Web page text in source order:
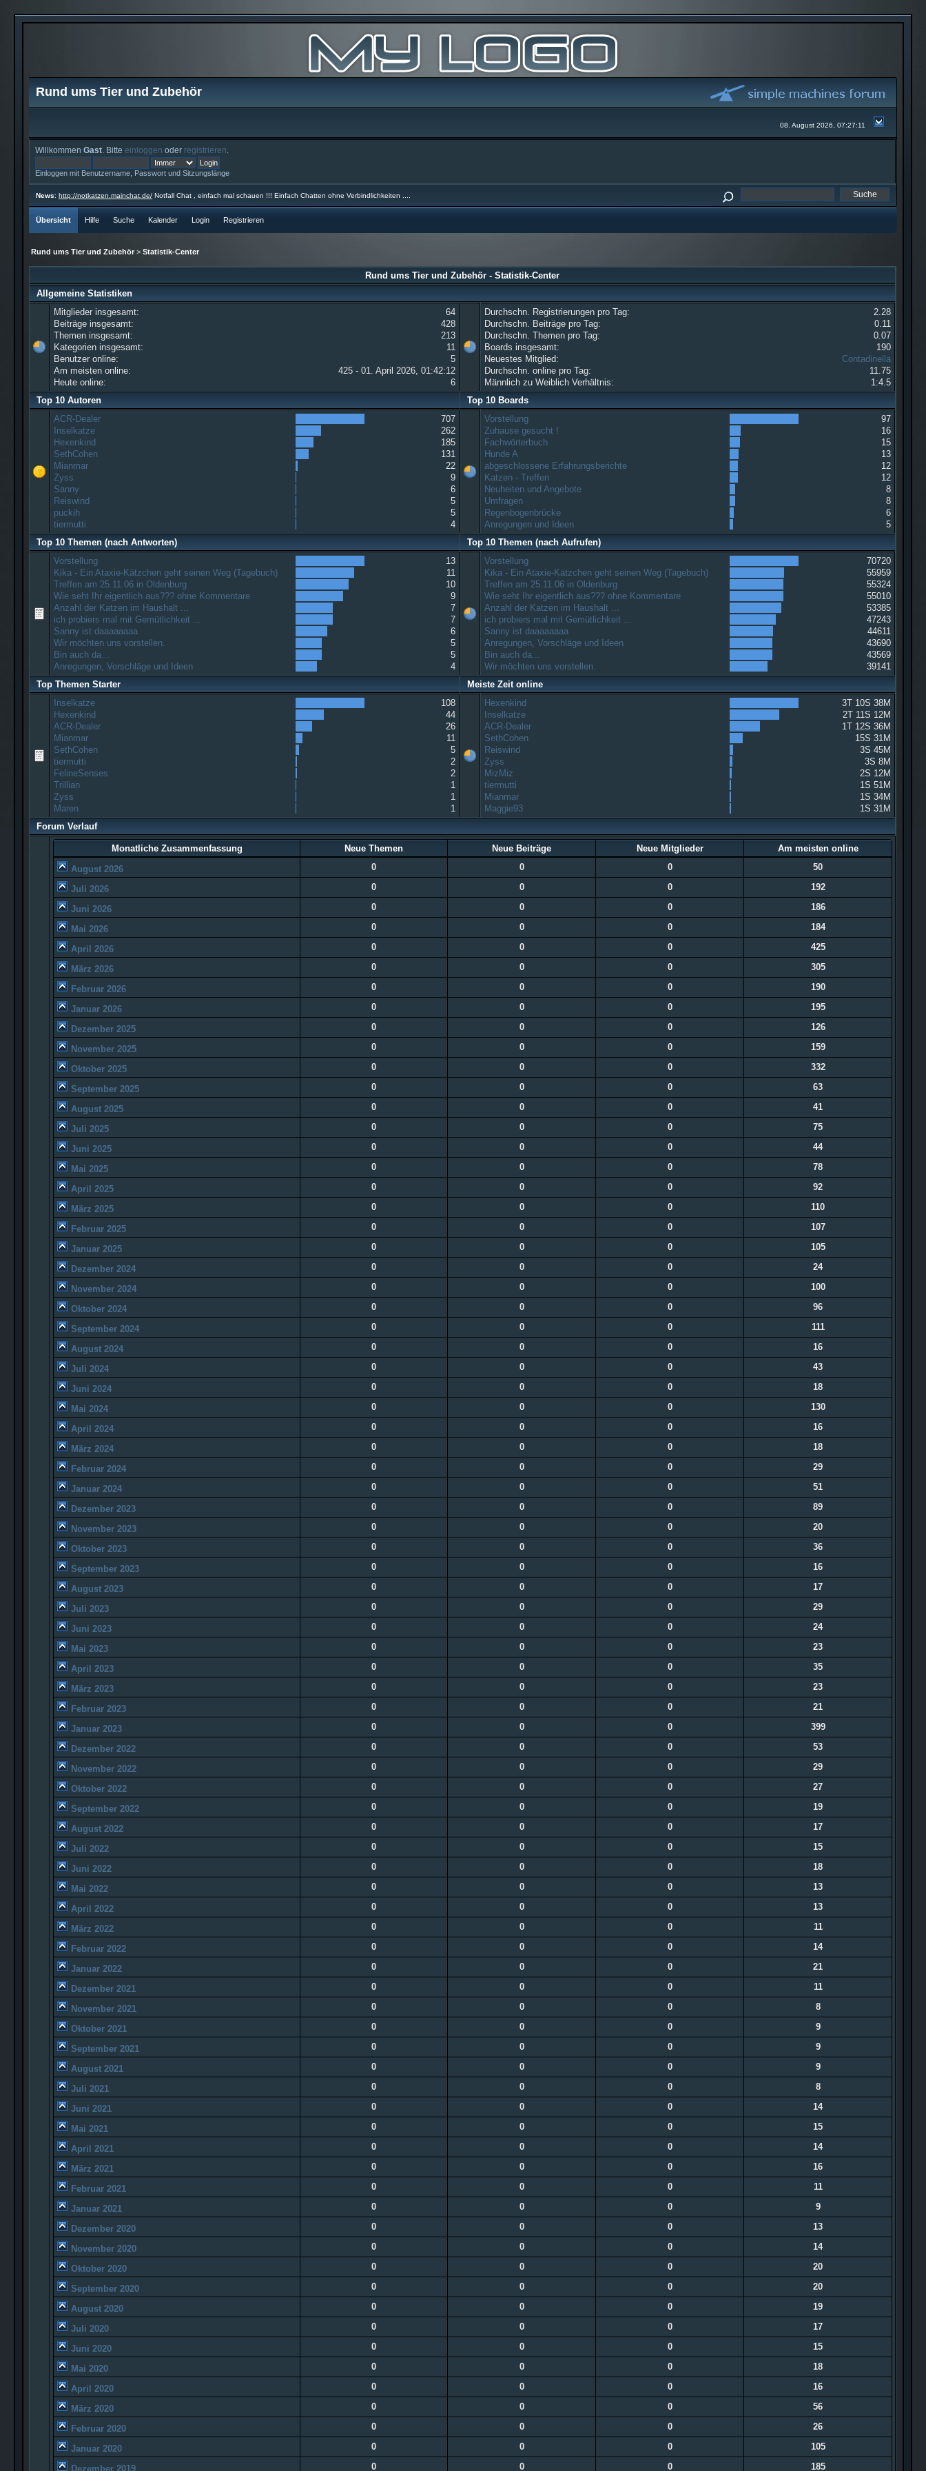
Rund ums Tier und Zubehör
08. August 2026, 07:27:11
WillkommenGast . Bitteeinloggen oder registrieren
Einloggen mit Benutzername, Passwort und Sitzungslänge
News:http://notkatzen.mainchat.de/ Notfall Chat , einfach mal schauen !!! Einfach Chatten ohne Verbindlichkeiten ....
Übersicht Hilfe Suche Kalender Login Registrieren
Rund ums Tier und Zubehör >Statistik-Center
Rund ums Tier und Zubehör - Statistik-Center
Allgemeine Statistiken
Mitglieder insgesamt:
64
Beiträge insgesamt:
428
Themen insgesamt:
213
Kategorien insgesamt:
11
Benutzer online:
5
Am meisten online:
425 - 01. April 2026, 01:42:12
Heute online:
6
Durchschn. Registrierungen pro Tag:
2.28
Durchschn. Beiträge pro Tag:
0.11
Durchschn. Themen pro Tag:
0.07
Boards insgesamt:
190
Neuestes Mitglied:
Contadinella
Durchschn. online pro Tag:
11.75
Männlich zu Weiblich Verhältnis:
1:4.5
Top 10 Autoren
Top 10 Boards
ACR-Dealer
707
Inselkatze
262
Hexenkind
185
SethCohen
131
Mianmar
22
Zyss
9
Sanny
6
Reiswind
5
puckih
5
tiermutti
4
Vorstellung
97
Zuhause gesucht !
16
Fachwörterbuch
15
Hunde A
13
abgeschlossene Erfahrungsberichte
12
Katzen - Treffen
12
Neuheiten und Angebote
8
Umfragen
8
Regenbogenbrücke
6
Anregungen und Ideen
5
Top 10 Themen (nach Antworten)
Top 10 Themen (nach Aufrufen)
Vorstellung
13
Kika - Ein Ataxie-Kätzchen geht seinen Weg (Tagebuch)
11
Treffen am 25.11.06 in Oldenburg
10
Wie seht Ihr eigentlich aus??? ohne Kommentare
9
Anzahl der Katzen im Haushalt ...
7
ich probiers mal mit Gemütlichkeit ...
7
Sanny ist daaaaaaaa
6
Wir möchten uns vorstellen.
5
Bin auch da...
5
Anregungen, Vorschläge und Ideen
4
Vorstellung
70720
Kika - Ein Ataxie-Kätzchen geht seinen Weg (Tagebuch)
55959
Treffen am 25.11.06 in Oldenburg
55324
Wie seht Ihr eigentlich aus??? ohne Kommentare
55010
Anzahl der Katzen im Haushalt ...
53385
ich probiers mal mit Gemütlichkeit ...
47243
Sanny ist daaaaaaaa
44611
Anregungen, Vorschläge und Ideen
43690
Bin auch da...
43569
Wir möchten uns vorstellen.
39141
Top Themen Starter
Meiste Zeit online
Inselkatze
108
Hexenkind
44
ACR-Dealer
26
Mianmar
11
SethCohen
5
tiermutti
2
FelineSenses
2
Trillian
1
Zyss
1
Maren
1
Hexenkind
3T 10S 38M
Inselkatze
2T 11S 12M
ACR-Dealer
1T 12S 36M
SethCohen
15S 31M
Reiswind
3S 45M
Zyss
3S 8M
MizMiz
2S 12M
tiermutti
1S 51M
Mianmar
1S 34M
Maggie93
1S 31M
Forum Verlauf
Monatliche Zusammenfassung Neue Themen Neue Beiträge Neue Mitglieder
Am meisten online
August 2026
0 0 0 50
Juli 2026 0 0 0 192
Juni 2026 0 0 0 186
Mai 2026 0 0 0 184
April 2026 0 0 0 425
März 2026 0 0 0 305
Februar 2026 0 0 0 190
Januar 2026 0 0 0 195
Dezember 2025 0 0 0 126
November 2025 0 0 0 159
Oktober 2025 0 0 0 332
September 2025 0 0 0 63
August 2025 0 0 0 41
Juli 2025 0 0 0 75
Juni 2025 0 0 0 44
Mai 2025 0 0 0 78
April 2025 0 0 0 92
März 2025 0 0 0 110
Februar 2025 0 0 0 107
Januar 2025 0 0 0 105
Dezember 2024 0 0 0 24
November 2024 0 0 0 100
Oktober 2024 0 0 0 96
September 2024 0 0 0 111
August 2024 0 0 0 16
Juli 2024 0 0 0 43
Juni 2024 0 0 0 18
Mai 2024 0 0 0 130
April 2024 0 0 0 16
März 2024 0 0 0 18
Februar 2024 0 0 0 29
Januar 2024 0 0 0 51
Dezember 2023 0 0 0 89
November 2023 0 0 0 20
Oktober 2023 0 0 0 36
September 2023 0 0 0 16
August 2023 0 0 0 17
Juli 2023 0 0 0 29
Juni 2023 0 0 0 24
Mai 2023 0 0 0 23
April 2023 0 0 0 35
März 2023 0 0 0 23
Februar 2023 0 0 0 21
Januar 2023 0 0 0 399
Dezember 2022 0 0 0 53
November 2022 0 0 0 29
Oktober 2022 0 0 0 27
September 2022 0 0 0 19
August 2022 0 0 0 17
Juli 2022 0 0 0 15
Juni 2022 0 0 0 18
Mai 2022 0 0 0 13
April 2022 0 0 0 13
März 2022 0 0 0 11
Februar 2022 0 0 0 14
Januar 2022 0 0 0 21
Dezember 2021 0 0 0 11
November 2021 0 0 0 8
Oktober 2021 0 0 0 9
September 2021 0 0 0 9
August 2021 0 0 0 9
Juli 2021 0 0 0 8
Juni 2021 0 0 0 14
Mai 2021 0 0 0 15
April 2021 0 0 0 14
März 2021 0 0 0 16
Februar 2021 0 0 0 11
Januar 2021 0 0 0 9
Dezember 2020 0 0 0 13
November 2020 0 0 0 14
Oktober 2020 0 0 0 20
September 2020 0 0 0 20
August 2020 0 0 0 19
Juli 2020 0 0 0 17
Juni 2020 0 0 0 15
Mai 2020 0 0 0 18
April 2020 0 0 0 16
März 2020 0 0 0 56
Februar 2020 0 0 0 26
Januar 2020 0 0 0 105
Dezember 2019 0 0 0 185